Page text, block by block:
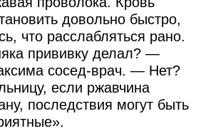
довольно быстро,
что расслабляться рано.
прививку делал? —
сосед-врач. — Нет?
если ржавчина
последствия могут быть